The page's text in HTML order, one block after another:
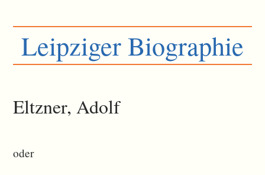
Leipziger Biographie
Eltzner, Adolf
oder